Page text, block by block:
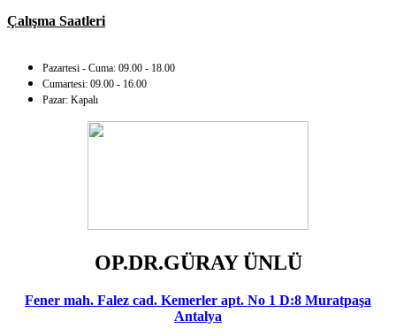
Çalışma Saatleri
Pazartesi - Cuma: 09.00 - 18.00
Cumartesi: 09.00 - 16.00
Pazar: Kapalı
OP.DR.GÜRAY ÜNLÜ
Fener mah. Falez cad. Kemerler apt. No 1 D:8 Muratpaşa
Antalya